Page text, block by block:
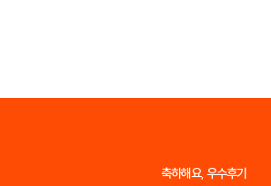
축하해요, 우수후기